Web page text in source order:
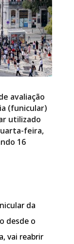
avaliação
(funicular)
utilizado
feira,
16
da
desde o
vai reabrir